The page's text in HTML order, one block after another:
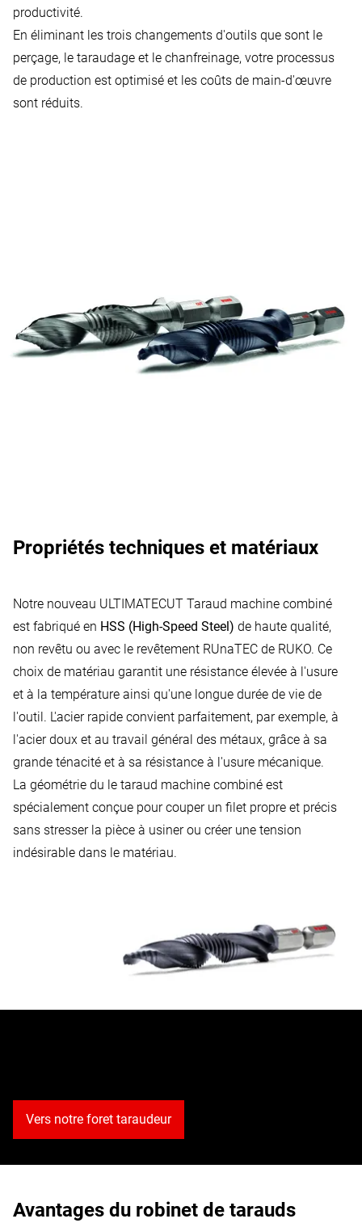
productivité.
En éliminant les trois changements d'outils que sont le
perçage, le taraudage et le chanfreinage, votre processus
de production est optimisé et les coûts de main-d'œuvre
sont réduits.
Propriétés techniques et matériaux
Notre nouveau ULTIMATECUT Taraud machine combiné
est fabriqué en HSS (High-Speed Steel) de haute qualité,
non revêtu ou avec le revêtement RUnaTEC de RUKO. Ce
choix de matériau garantit une résistance élevée à l'usure
et à la température ainsi qu'une longue durée de vie de
l'outil. L'acier rapide convient parfaitement, par exemple, à
l'acier doux et au travail général des métaux, grâce à sa
grande ténacité et à sa résistance à l'usure mécanique.
La géométrie du le taraud machine combiné est
spécialement conçue pour couper un filet propre et précis
sans stresser la pièce à usiner ou créer une tension
indésirable dans le matériau.
Vers notre foret taraudeur
Avantages du robinet de tarauds